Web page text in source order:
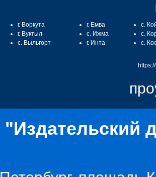
г. Воркута
г. Вуктыл
с. Выльгорт
г. Емва
с. Ижма
г. Инта
с.
с.
с.